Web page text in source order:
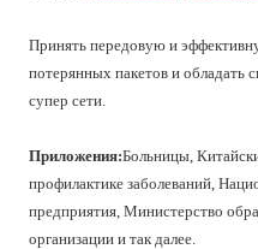
Принять передовую и
потерянных пакетов и обладать
супер сети.
Приложения:Больницы,
профилактике заболеваний,
предприятия, Министерство
организации и так далее.